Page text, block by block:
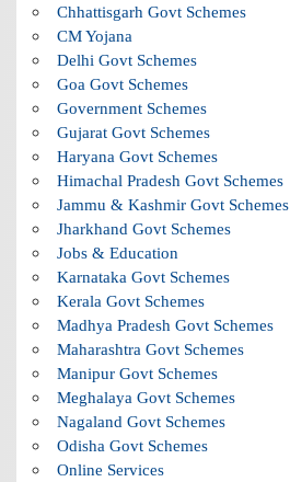
Chhattisgarh Govt Schemes
CM Yojana
Delhi Govt Schemes
Goa Govt Schemes
Government Schemes
Gujarat Govt Schemes
Haryana Govt Schemes
Himachal Pradesh Govt Schemes
Jammu & Kashmir Govt Schemes
Jharkhand Govt Schemes
Jobs & Education
Karnataka Govt Schemes
Kerala Govt Schemes
Madhya Pradesh Govt Schemes
Maharashtra Govt Schemes
Manipur Govt Schemes
Meghalaya Govt Schemes
Nagaland Govt Schemes
Odisha Govt Schemes
Online Services